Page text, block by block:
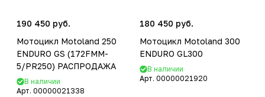
190 450 руб.
Мотоцикл Motoland 250
ENDURO GS (172FMM-
5/PR250) РАСПРОДАЖА
В наличии
Арт. 00000021338
180 450 руб.
Мотоцикл Motoland 300
ENDURO GL300
В наличии
Арт. 00000021920